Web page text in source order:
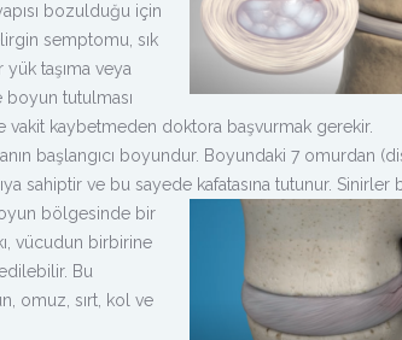
bozulduğu için
semptomu, sık
taşıma veya
tutulması
vakit kaybetmeden doktora başvurmak gerekir.
başlangıcı boyundur. Boyundaki 7 omurdan
sahiptir ve bu sayede kafatasına tutunur.
bölgesinde bir
vücudun birbirine
Bu
omuz, sırt, kol ve